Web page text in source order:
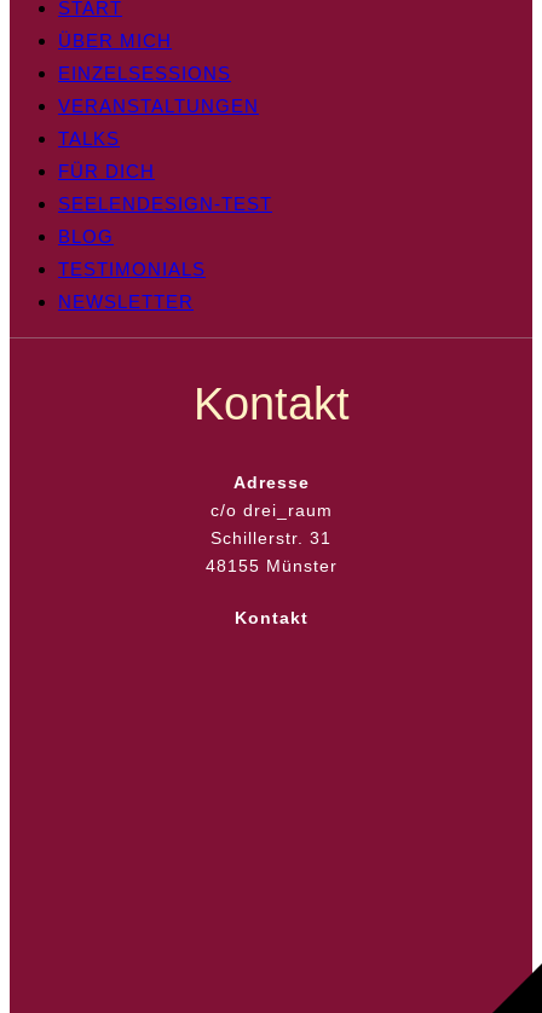
START
ÜBER MICH
EINZELSESSIONS
VERANSTALTUNGEN
TALKS
FÜR DICH
SEELENDESIGN-TEST
BLOG
TESTIMONIALS
NEWSLETTER
Kontakt
Adresse
c/o drei_raum
Schillerstr. 31
48155 Münster
Kontakt